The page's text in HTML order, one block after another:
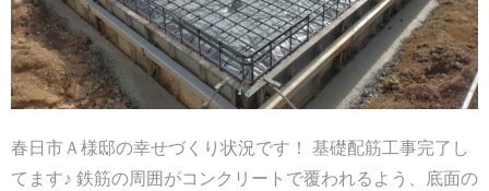
春日市Ａ様邸の幸せづくり状況です！ 基礎配筋工事完了し
てます♪ 鉄筋の周囲がコンクリートで覆われるよう、底面の